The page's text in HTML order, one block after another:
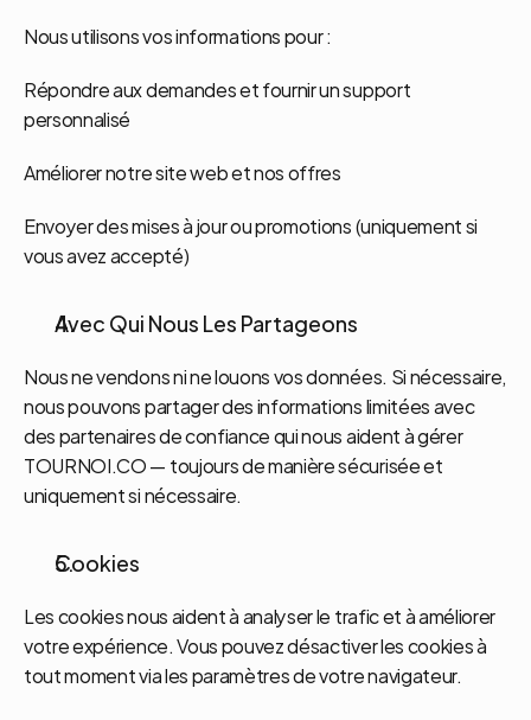
Nous utilisons vos informations pour :
Répondre aux demandes et fournir un support
personnalisé
Améliorer notre site web et nos offres
Envoyer des mises à jour ou promotions (uniquement si
vous avez accepté)
Avec Qui Nous Les Partageons
Nous ne vendons ni ne louons vos données. Si nécessaire,
nous pouvons partager des informations limitées avec
des partenaires de confiance qui nous aident à gérer
TOURNOI.CO — toujours de manière sécurisée et
uniquement si nécessaire.
Cookies
Les cookies nous aident à analyser le trafic et à améliorer
votre expérience. Vous pouvez désactiver les cookies à
tout moment via les paramètres de votre navigateur.